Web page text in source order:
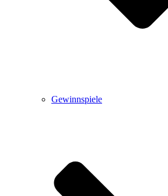
Gewinnspiele